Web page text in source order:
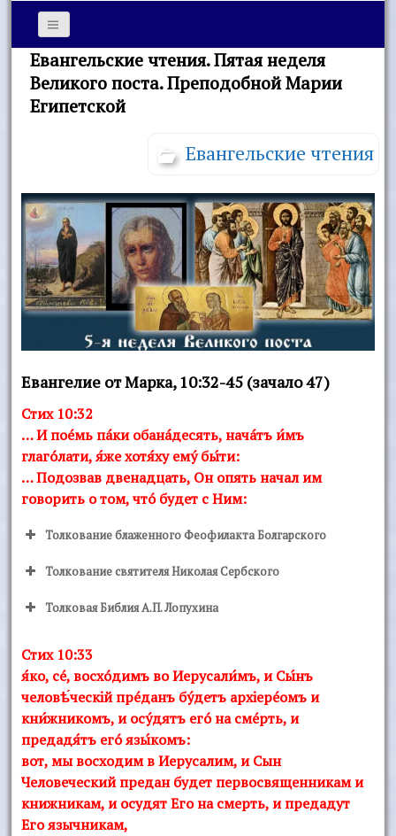
Евангельские чтения. Пятая неделя
Великого поста. Преподобной Марии
Египетской
Евангельские чтения
Евангелие от Марка, 10:32-45 (зачало 47)
Стих 10:32
… И поéмь пáки обанáдесять, начáтъ и́мъ
глагóлати, я́же хотя́ху емý бы́ти:
… Подозвав двенадцать, Он опять начал им
говорить о том, чтó будет с Ним:
Толкование блаженного Феофилакта Болгарского
Толкование святителя Николая Сербского
Толковая Библия А.П. Лопухина
Стих 10:33
я́ко, сé, восхóдимъ во Иерусали́мъ, и Сы́нъ
человѣ́ческiй прéданъ бýдетъ архiерéомъ и
кни́жникомъ, и осýдятъ егó на смéрть, и
предадя́тъ егó язы́комъ:
вот, мы восходим в Иерусалим, и Сын
Человеческий предан будет первосвященникам и
книжникам, и осудят Его на смерть, и предадут
Его язычникам,